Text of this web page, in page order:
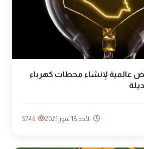
عالمية لإنشاء محطات كهرباء
الأحد 18 تموز 2021 5746